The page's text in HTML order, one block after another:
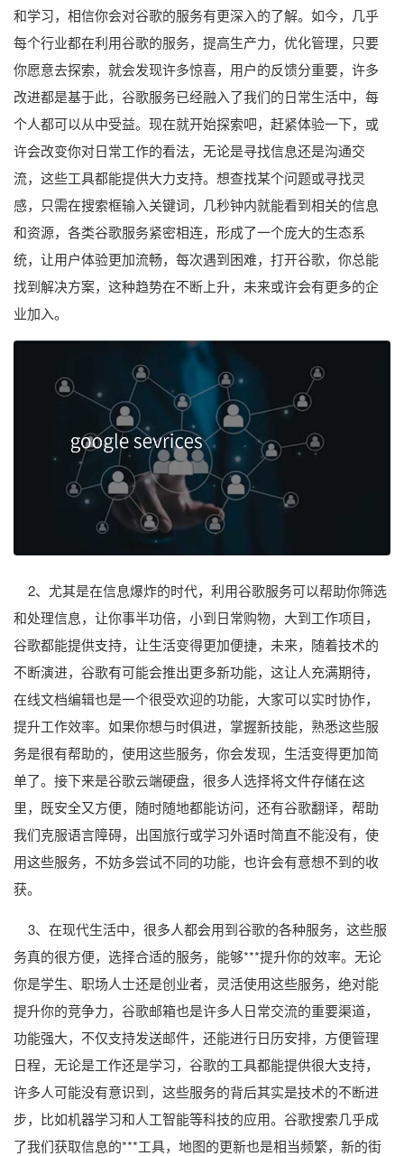
和学习，相信你会对谷歌的服务有更深入的了解。如今，几乎
每个行业都在利用谷歌的服务，提高生产力，优化管理，只要
你愿意去探索，就会发现许多惊喜，用户的反馈分重要，许多
改进都是基于此，谷歌服务已经融入了我们的日常生活中，每
个人都可以从中受益。现在就开始探索吧，赶紧体验一下，或
许会改变你对日常工作的看法，无论是寻找信息还是沟通交
流，这些工具都能提供大力支持。想查找某个问题或寻找灵
感，只需在搜索框输入关键词，几秒钟内就能看到相关的信息
和资源，各类谷歌服务紧密相连，形成了一个庞大的生态系
统，让用户体验更加流畅，每次遇到困难，打开谷歌，你总能
找到解决方案，这种趋势在不断上升，未来或许会有更多的企
业加入。
2、尤其是在信息爆炸的时代，利用谷歌服务可以帮助你筛选
和处理信息，让你事半功倍，小到日常购物，大到工作项目，
谷歌都能提供支持，让生活变得更加便捷，未来，随着技术的
不断演进，谷歌有可能会推出更多新功能，这让人充满期待，
在线文档编辑也是一个很受欢迎的功能，大家可以实时协作，
提升工作效率。如果你想与时俱进，掌握新技能，熟悉这些服
务是很有帮助的，使用这些服务，你会发现，生活变得更加简
单了。接下来是谷歌云端硬盘，很多人选择将文件存储在这
里，既安全又方便，随时随地都能访问，还有谷歌翻译，帮助
我们克服语言障碍，出国旅行或学习外语时简直不能没有，使
用这些服务，不妨多尝试不同的功能，也许会有意想不到的收
获。
3、在现代生活中，很多人都会用到谷歌的各种服务，这些服
务真的很方便，选择合适的服务，能够***提升你的效率。无论
你是学生、职场人士还是创业者，灵活使用这些服务，绝对能
提升你的竞争力，谷歌邮箱也是许多人日常交流的重要渠道，
功能强大，不仅支持发送邮件，还能进行日历安排，方便管理
日程，无论是工作还是学习，谷歌的工具都能提供很大支持，
许多人可能没有意识到，这些服务的背后其实是技术的不断进
步，比如机器学习和人工智能等科技的应用。谷歌搜索几乎成
了我们获取信息的***工具，地图的更新也是相当频繁，新的街